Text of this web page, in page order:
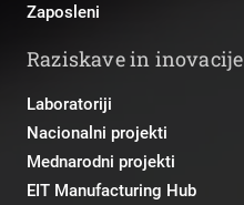
Zaposleni
Raziskave in inovacije
Laboratoriji
Nacionalni projekti
Mednarodni projekti
EIT Manufacturing Hub